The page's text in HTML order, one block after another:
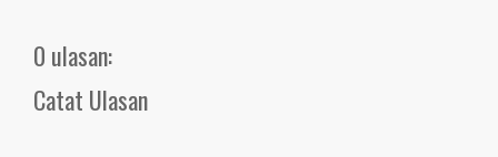
0 ulasan:
Catat Ulasan